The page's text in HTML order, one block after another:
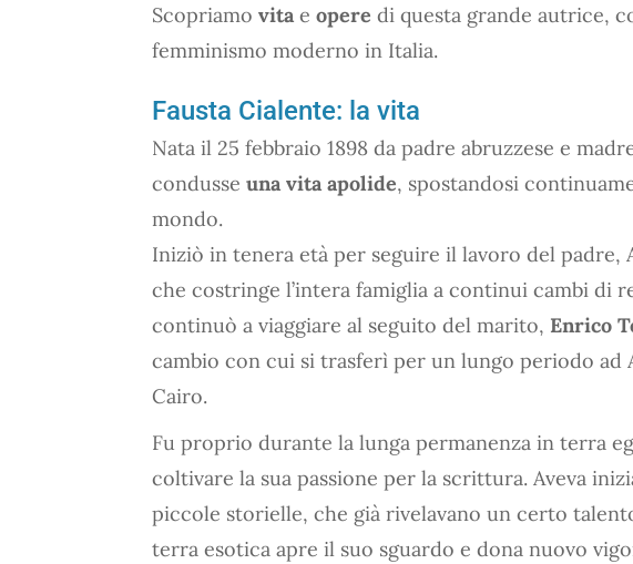
Scopriamo vita e opere di questa grande autrice,
femminismo moderno in Italia.
Fausta Cialente: la vita
Nata il 25 febbraio 1898 da padre abruzzese e
condusse una vita apolide, spostandosi
mondo.
Iniziò in tenera età per seguire il lavoro del
che costringe l’intera famiglia a continui cambi di
continuò a viaggiare al seguito del marito, Enrico
cambio con cui si trasferì per un lungo periodo ad
Cairo.
Fu proprio durante la lunga permanenza in terra
coltivare la sua passione per la scrittura. Aveva
piccole storielle, che già rivelavano un certo
terra esotica apre il suo sguardo e dona nuovo